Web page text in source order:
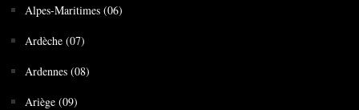
Alpes-Maritimes (06)
Ardèche (07)
Ardennes (08)
Ariège (09)